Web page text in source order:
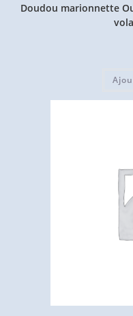
Doudou marionnette